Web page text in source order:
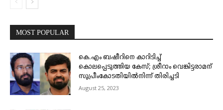
MOST POPULAR
കെ.എം ബഷീറിനെ കാറിടിച്ച്
കൊലപ്പെടുത്തിയ കേസ്; ശ്രീറാം വെങ്കിട്ടരാമന്
സുപ്രീംകോടതിയിൽനിന്ന് തിരിച്ചടി
August 25, 2023